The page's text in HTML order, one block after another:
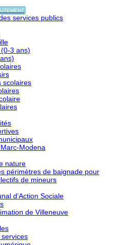
services publics
3 ans)
scolaires
Modena
nature
périmètres de baignade pour
de mineurs
d’Action Sociale
de Villeneuve